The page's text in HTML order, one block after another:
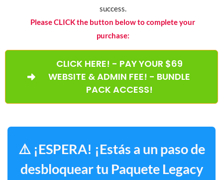
success.
Please CLICK the button below to complete your
purchase:
CLICK HERE! - PAY YOUR $69
WEBSITE & ADMIN FEE! - BUNDLE
PACK ACCESS!
⚠️ ¡ESPERA! ¡Estás a un paso de
desbloquear tu Paquete Legacy